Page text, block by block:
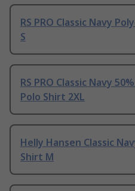
RS PRO Classic Navy
S
RS PRO Classic Navy
Polo Shirt 2XL
Helly Hansen Classic
Shirt M